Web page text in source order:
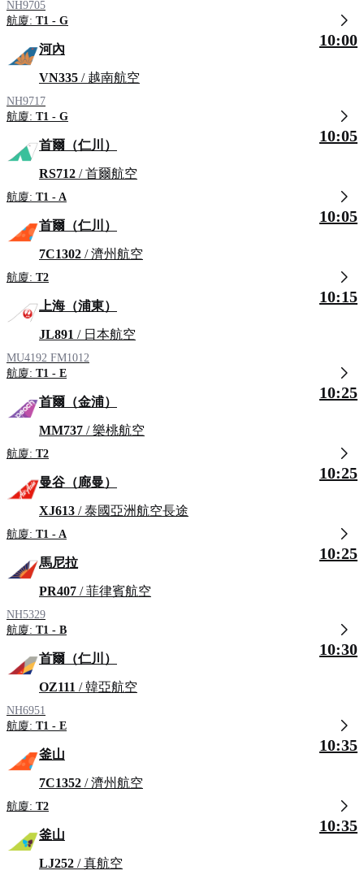
NH9705
航廈: T1 - G
河內
VN335 / 越南航空
NH9717
航廈: T1 - G
10:00
首爾（仁川）
RS712 / 首爾航空
航廈: T1 - A
10:05
首爾（仁川）
7C1302 / 濟州航空
航廈: T2
10:05
上海（浦東）
JL891 / 日本航空
MU4192 FM1012
航廈: T1 - E
10:15
首爾（金浦）
MM737 / 樂桃航空
航廈: T2
10:25
曼谷（廊曼）
XJ613 / 泰國亞洲航空長途
航廈: T1 - A
10:25
馬尼拉
PR407 / 菲律賓航空
NH5329
航廈: T1 - B
10:25
首爾（仁川）
OZ111 / 韓亞航空
NH6951
航廈: T1 - E
10:30
釜山
7C1352 / 濟州航空
航廈: T2
10:35
釜山
LJ252 / 真航空
10:35